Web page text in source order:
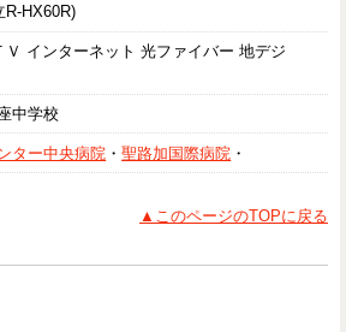
R-HX60R)
Ｖ インターネット 光ファイバー 地デジ
中学校
ター中央病院 ・聖路加国際病院 ・
▲このページのTOPに戻る